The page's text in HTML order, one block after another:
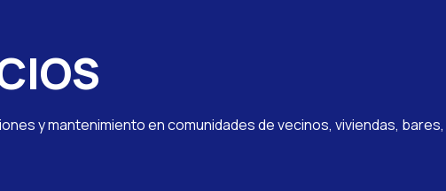
y mantenimiento en comunidades de vecinos, viviendas,